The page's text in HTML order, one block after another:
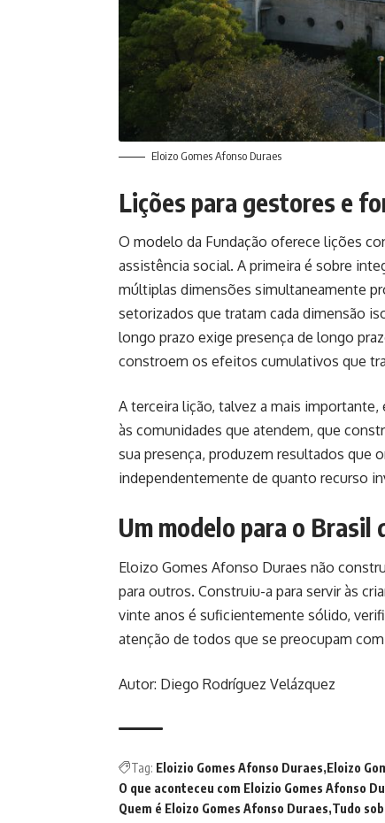
Eloizo Gomes Afonso Duraes
Lições para gestores e
O modelo da Fundação oferece lições
assistência social. A primeira é sobre
múltiplas dimensões simultaneamente
setorizados que tratam cada dimensão
longo prazo exige presença de longo
constroem os efeitos cumulativos que
A terceira lição, talvez a mais
às comunidades que atendem, que
sua presença, produzem resultados que
independentemente de quanto recurso
Um modelo para o Brasil
Eloizo Gomes Afonso Duraes não
para outros. Construiu-a para servir às
vinte anos é suficientemente sólido,
atenção de todos que se preocupam
Autor: Diego Rodríguez Velázquez
Tag: Eloizio Gomes Afonso Duraes Eloizo
O que aconteceu com Eloizio Gomes Afonso
Quem é Eloizo Gomes Afonso Duraes Tudo